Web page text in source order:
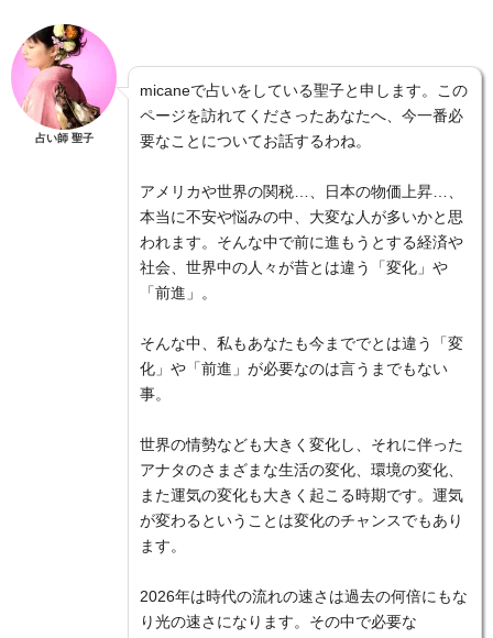
占い師 聖子
micaneで占いをしている聖子と申します。この
ページを訪れてくださったあなたへ、今一番必
要なことについてお話するわね。
アメリカや世界の関税…、日本の物価上昇…、
本当に不安や悩みの中、大変な人が多いかと思
われます。そんな中で前に進もうとする経済や
社会、世界中の人々が昔とは違う「変化」や
「前進」。
そんな中、私もあなたも今まででとは違う「変
化」や「前進」が必要なのは言うまでもない
事。
世界の情勢なども大きく変化し、それに伴った
アナタのさまざまな生活の変化、環境の変化、
また運気の変化も大きく起こる時期です。運気
が変わるということは変化のチャンスでもあり
ます。
2026年は時代の流れの速さは過去の何倍にもな
り光の速さになります。その中で必要な